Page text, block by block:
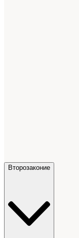
Второзаконие